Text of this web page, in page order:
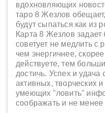
вдохновляющих
таро 8 Жезлов
будут сыпаться как из
Карта 8 Жезлов
советует не медлить
чем энергичнее,
действуете, тем
достичь. Успех и удача
активных, творческих
умеющих "ловить"
соображать и не менее